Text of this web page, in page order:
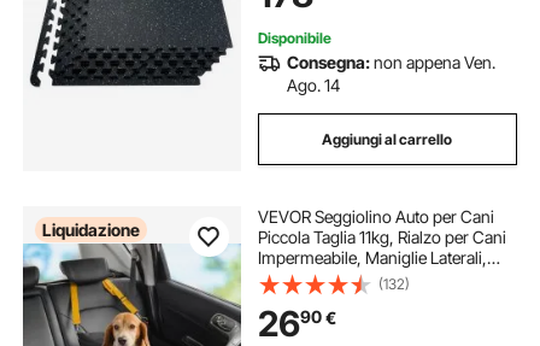
Casa, Bianco Nero
Disponibile
Consegna:non appena Ven.
Ago. 14
Aggiungi al carrello
Liquidazione
VEVOR Seggiolino Auto per Cani
Piccola Taglia 11kg, Rialzo per Cani
Impermeabile, Maniglie Laterali,
Tasca Portaoggetti, Guinzaglio con
Clip, Imbottitura in Cotone PP,
Cuccia per Animali Domestici
(132)
2690€